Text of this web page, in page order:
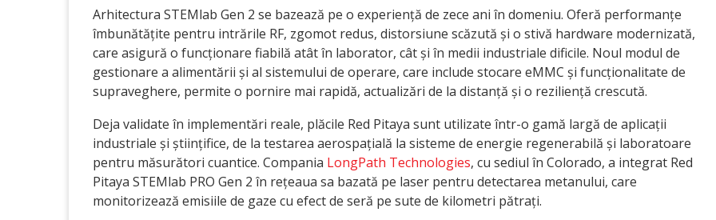
Arhitectura STEMlab Gen 2 se bazează pe o experiență de zece ani în domeniu. Oferă performanțe
îmbunătățite pentru intrările RF, zgomot redus, distorsiune scăzută și o stivă hardware modernizată,
care asigură o funcționare fiabilă atât în laborator, cât și în medii industriale dificile. Noul modul de
gestionare a alimentării și al sistemului de operare, care include stocare eMMC și funcționalitate de
supraveghere, permite o pornire mai rapidă, actualizări de la distanță și o reziliență crescută.
Deja validate în implementări reale, plăcile Red Pitaya sunt utilizate într-o gamă largă de aplicații
industriale și științifice, de la testarea aerospațială la sisteme de energie regenerabilă și laboratoare
pentru măsurători cuantice. Compania LongPath Technologies, cu sediul în Colorado, a integrat Red
Pitaya STEMlab PRO Gen 2 în rețeaua sa bazată pe laser pentru detectarea metanului, care
monitorizează emisiile de gaze cu efect de seră pe sute de kilometri pătrați.